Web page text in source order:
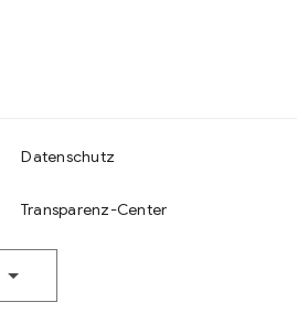
Datenschutz
Transparenz-Center